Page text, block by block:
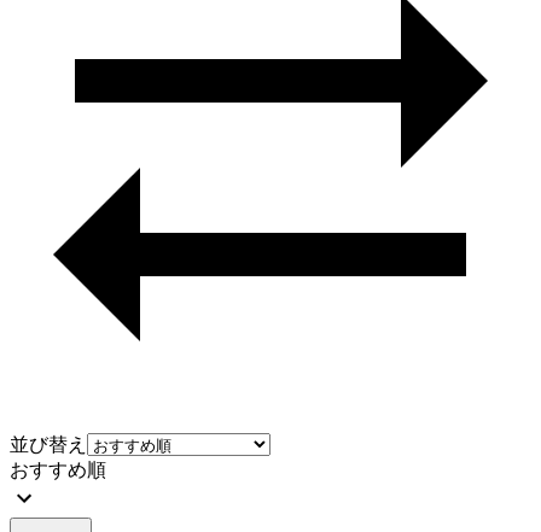
並び替え
おすすめ順